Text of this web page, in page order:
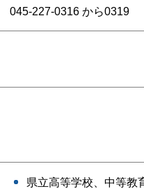
045-227-0316 から0319
県立高等学校、中等教